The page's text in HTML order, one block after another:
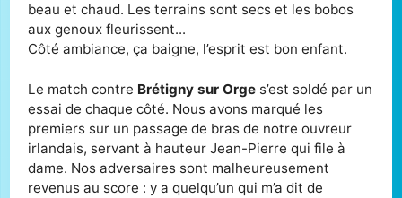
beau et chaud. Les terrains sont secs et les bobos
aux genoux fleurissent...
Côté ambiance, ça baigne, l’esprit est bon enfant.
Le match contre Brétigny sur Orge s’est soldé par un
essai de chaque côté. Nous avons marqué les
premiers sur un passage de bras de notre ouvreur
irlandais, servant à hauteur Jean-Pierre qui file à
dame. Nos adversaires sont malheureusement
revenus au score : y a quelqu’un qui m’a dit de